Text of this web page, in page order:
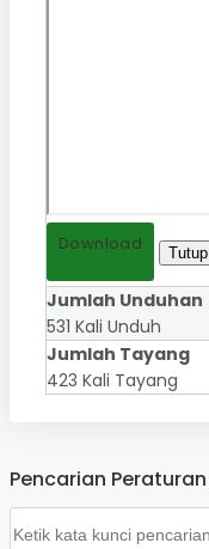
Download Tutup
Jumlah Unduhan
531 Kali Unduh
Jumlah Tayang
423 Kali Tayang
Pencarian Peraturan